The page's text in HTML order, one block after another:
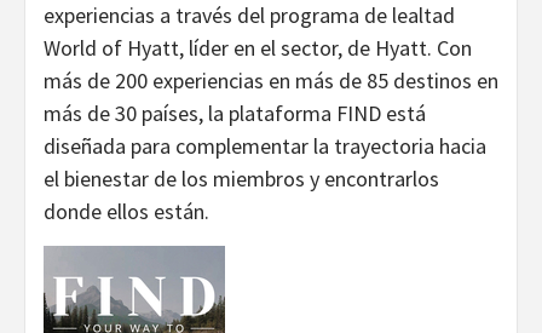
experiencias a través del programa de lealtad
World of Hyatt, líder en el sector, de Hyatt. Con
más de 200 experiencias en más de 85 destinos en
más de 30 países, la plataforma FIND está
diseñada para complementar la trayectoria hacia
el bienestar de los miembros y encontrarlos
donde ellos están.